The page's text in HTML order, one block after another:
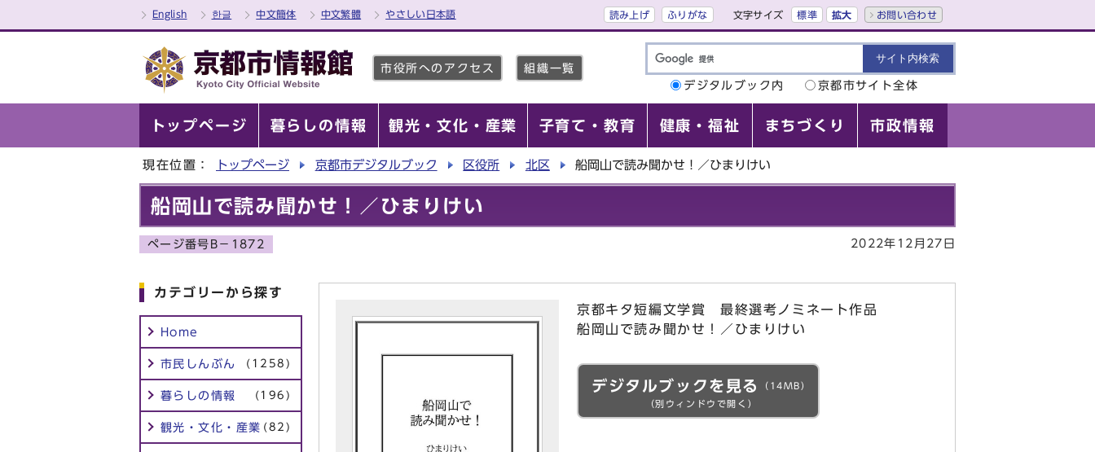
English 한글 中文簡体 中文繁體 やさしい日本語 読み上げ ふりがな 文字サイズ 標準 拡大 お問い合わせ
市役所へのアクセス
組織一覧
デジタルブック内
京都市サイト全体
トップページ 暮らしの情報 観光・文化・産業 子育て・教育 健康・福祉 まちづくり 市政情報
現在位置： トップページ 京都市デジタルブック 区役所 北区 船岡山で読み聞かせ！／ひまりけい
船岡山で読み聞かせ！／ひまりけい
ページ番号B－1872 2022年12月27日
カテゴリーから探す
Home
市民しんぶん (1258)
暮らしの情報 (196)
観光・文化・産業 (82)
京都キタ短編文学賞 最終選考ノミネート作品
船岡山で読み聞かせ！／ひまりけい
デジタルブックを見る
（14MB）
（別ウィンドウで開く）